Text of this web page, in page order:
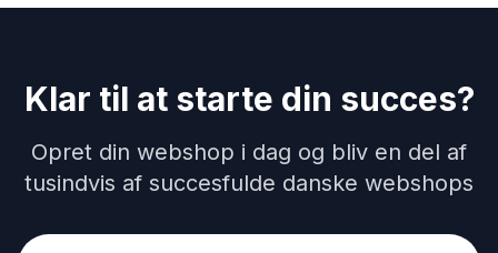
Klar til at starte din succes?
Opret din webshop i dag og bliv en del af
tusindvis af succesfulde danske webshops